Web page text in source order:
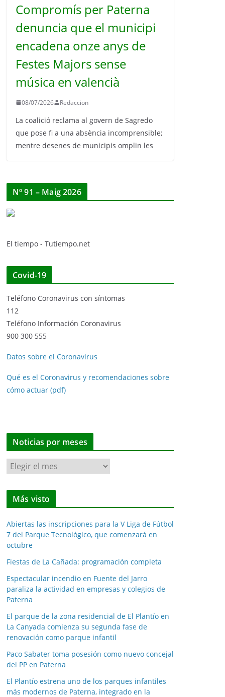
Compromís per Paterna
denuncia que el municipi
encadena onze anys de
Festes Majors sense
música en valencià
08/07/2026 Redaccion
La coalició reclama al govern de Sagredo
que pose fi a una absència incomprensible;
mentre desenes de municipis omplin les
Nº 91 – Maig 2026
El tiempo - Tutiempo.net
Covid-19
Teléfono Coronavirus con síntomas
112
Teléfono Información Coronavirus
900 300 555
Datos sobre el Coronavirus
Qué es el Coronavirus y recomendaciones sobre
cómo actuar (pdf)
Noticias por meses
N
o
t
i
a
p
o
r
m
e
s
e
s
Más visto
Abiertas las inscripciones para la V Liga de Fútbol
7 del Parque Tecnológico, que comenzará en
octubre
Fiestas de La Cañada: programación completa
Espectacular incendio en Fuente del Jarro
paraliza la actividad en empresas y colegios de
Paterna
El parque de la zona residencial de El Plantío en
La Canyada comienza su segunda fase de
renovación como parque infantil
Paco Sabater toma posesión como nuevo concejal
del PP en Paterna
El Plantío estrena uno de los parques infantiles
más modernos de Paterna, integrado en la